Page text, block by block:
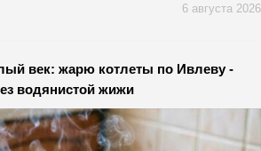
6 августа 2026
век: жарю котлеты по Ивлеву -
водянистой жижи